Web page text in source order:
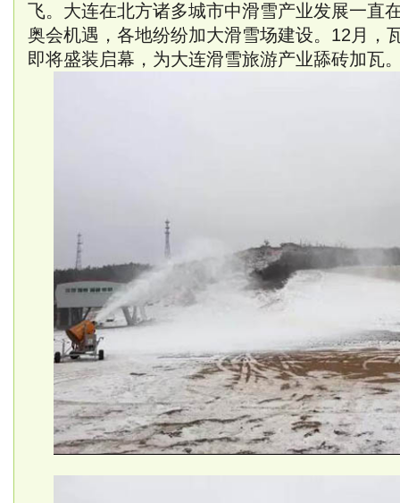
飞。大连在北方诸多城市中滑雪产业发展一直
奥会机遇，各地纷纷加大滑雪场建设。12月，
即将盛装启幕，为大连滑雪旅游产业舔砖加瓦